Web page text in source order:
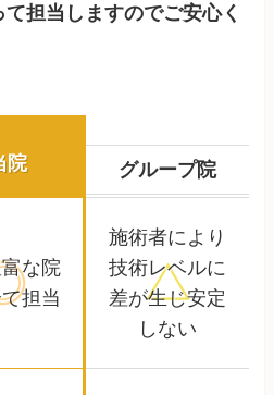
担当しますのでご安心く
院 グループ院
な院
担当
施術者により
技術レベルに
差が生じ安定
しない